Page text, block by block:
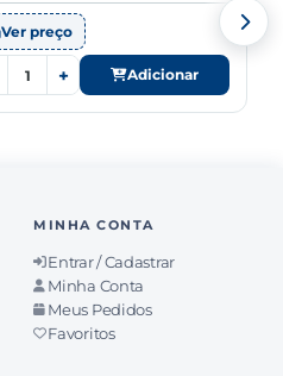
Ver preço
+ Adicionar
MINHA CONTA
Entrar / Cadastrar
Minha Conta
Meus Pedidos
Favoritos